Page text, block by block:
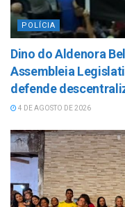
POLÍCIA
Dino do Aldenora
Assembleia
defende
4 DE AGOSTO DE 2026